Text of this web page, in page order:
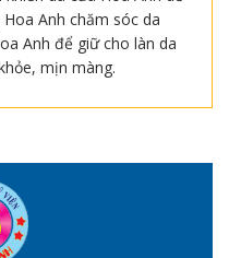
Anh chăm sóc da
Anh để giữ cho làn da
mịn màng.